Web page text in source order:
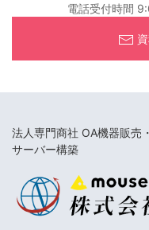
電話受付時間
法人専門商社 OA機器販売
サーバー構築